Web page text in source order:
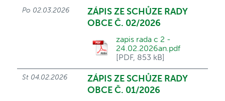
Po 02.03.2026
ZÁPIS ZE SCHŮZE RADY
OBCE Č. 02/2026
zapis rada c 2 -
24.02.2026an.pdf
[PDF, 853 kB]
St 04.02.2026
ZÁPIS ZE SCHŮZE RADY
OBCE Č. 01/2026